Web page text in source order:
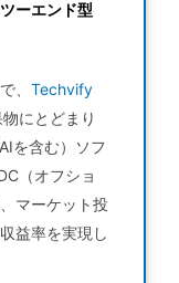
ーエンド型
、 Techvify
にとどまり
を含む）ソフ
（オフショ
マーケット投
益率を実現し